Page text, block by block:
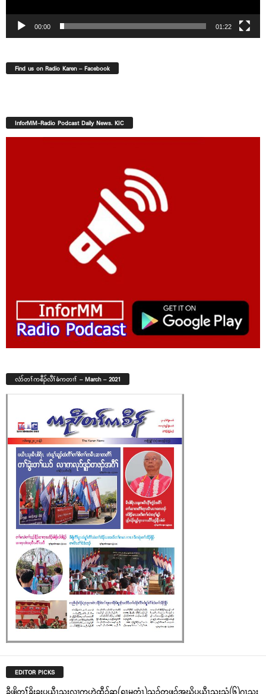
00:00 01:22
Find us on Radio Karen – Facebook
InforMM-Radio Podcast Daily News. KIC
လံာ်တၢ်ကစီၣ်လီၢ်ခံကတၢၢ် – March – 2021
EDITOR PICKS